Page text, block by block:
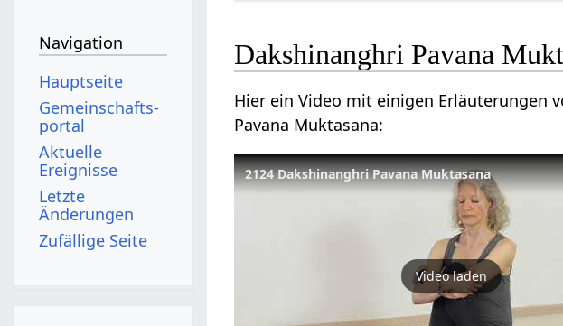
Dakshinanghri Pavana
Hier ein Video mit einigen Erläuterungen
Pavana Muktasana:
2124 Dakshinanghri Pavana Muktasana
Video laden
Navigation
Hauptseite
Gemeinschafts­
portal
Aktuelle
Ereignisse
Letzte
Änderungen
Zufällige Seite